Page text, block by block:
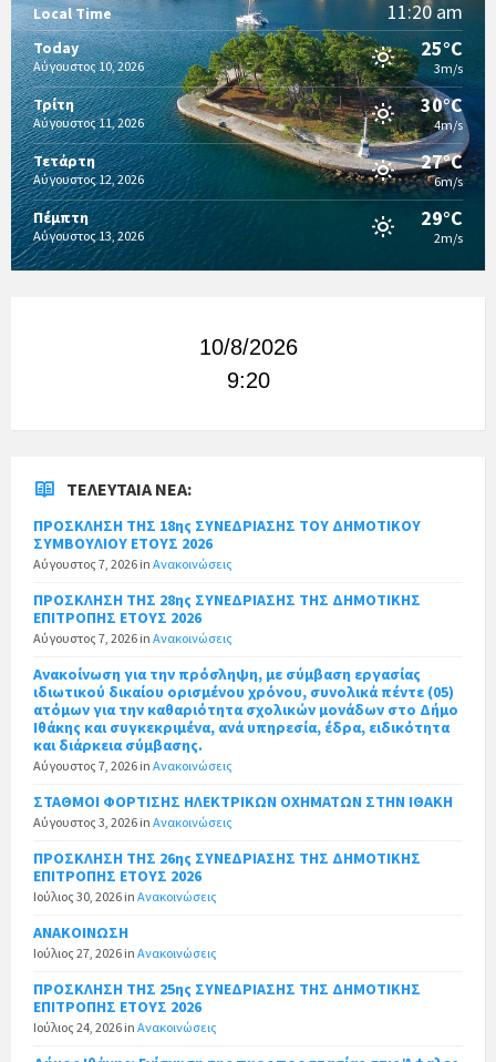
Local Time 11:20 am
Today
Αύγουστος 10, 2026
25°C
3m/s
Τρίτη
Αύγουστος 11, 2026
30°C
4m/s
Τετάρτη
Αύγουστος 12, 2026
27°C
6m/s
Πέμπτη
Αύγουστος 13, 2026
29°C
2m/s
10/8/2026
9:20
ΤΕΛΕΥΤΑΊΑ ΝΈΑ:
ΠΡΟΣΚΛΗΣΗ ΤΗΣ 18ης ΣΥΝΕΔΡΙΑΣΗΣ ΤΟΥ ΔΗΜΟΤΙΚΟΥ
ΣΥΜΒΟΥΛΙΟΥ ΕΤΟΥΣ 2026
Αύγουστος 7, 2026 in Ανακοινώσεις
ΠΡΟΣΚΛΗΣΗ ΤΗΣ 28ης ΣΥΝΕΔΡΙΑΣΗΣ ΤΗΣ ΔΗΜΟΤΙΚΗΣ
ΕΠΙΤΡΟΠΗΣ ΕΤΟΥΣ 2026
Αύγουστος 7, 2026 in Ανακοινώσεις
Ανακοίνωση για την πρόσληψη, με σύμβαση εργασίας
ιδιωτικού δικαίου ορισμένου χρόνου, συνολικά πέντε (05)
ατόμων για την καθαριότητα σχολικών μονάδων στο Δήμο
Ιθάκης και συγκεκριμένα, ανά υπηρεσία, έδρα, ειδικότητα
και διάρκεια σύμβασης.
Αύγουστος 7, 2026 in Ανακοινώσεις
ΣΤΑΘΜΟΙ ΦΟΡΤΙΣΗΣ ΗΛΕΚΤΡΙΚΩΝ ΟΧΗΜΑΤΩΝ ΣΤΗΝ ΙΘΑΚΗ
Αύγουστος 3, 2026 in Ανακοινώσεις
ΠΡΟΣΚΛΗΣΗ ΤΗΣ 26ης ΣΥΝΕΔΡΙΑΣΗΣ ΤΗΣ ΔΗΜΟΤΙΚΗΣ
ΕΠΙΤΡΟΠΗΣ ΕΤΟΥΣ 2026
Ιούλιος 30, 2026 in Ανακοινώσεις
ΑΝΑΚΟΙΝΩΣΗ
Ιούλιος 27, 2026 in Ανακοινώσεις
ΠΡΟΣΚΛΗΣΗ ΤΗΣ 25ης ΣΥΝΕΔΡΙΑΣΗΣ ΤΗΣ ΔΗΜΟΤΙΚΗΣ
ΕΠΙΤΡΟΠΗΣ ΕΤΟΥΣ 2026
Ιούλιος 24, 2026 in Ανακοινώσεις